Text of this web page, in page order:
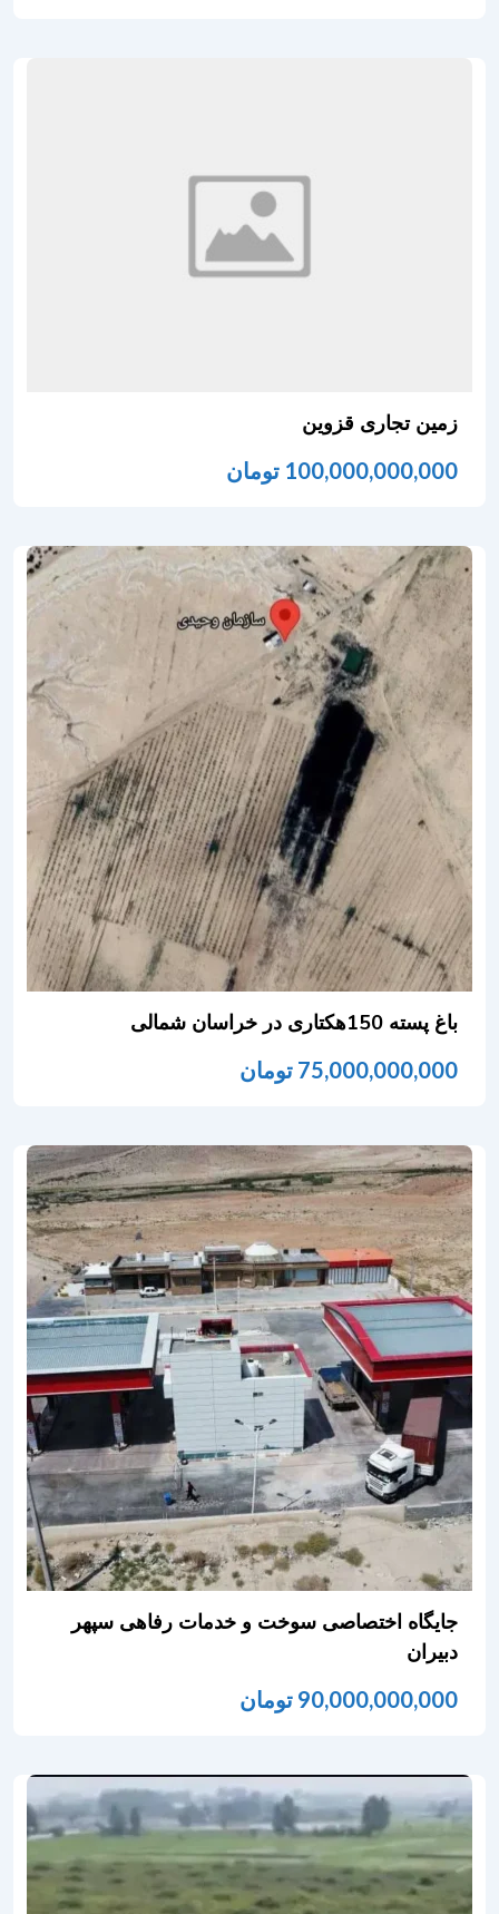
زمین تجاری قزوین
100,000,000,000 تومان
باغ پسته 150هکتاری در خراسان شمالی
75,000,000,000 تومان
جایگاه اختصاصی سوخت و خدمات رفاهی سپهر
دبیران
90,000,000,000 تومان